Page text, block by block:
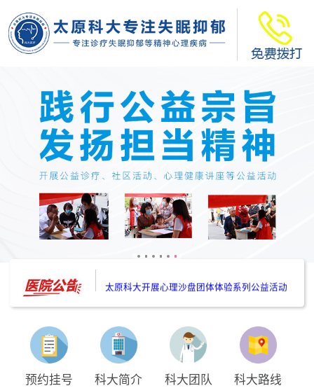
太原科大开展--“心理隐患也是安全隐患”讲座”
太原科大开展心理沙盘团体体验系列公益活动
预约挂号 科大简介 科大团队 科大路线